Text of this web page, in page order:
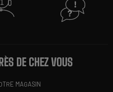
DE CHEZ VOUS
MAGASIN